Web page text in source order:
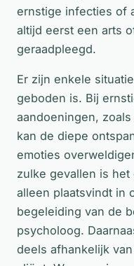
ernstige infecties of
altijd eerst een arts
geraadpleegd.
Er zijn enkele
geboden is. Bij
aandoeningen,
kan de diepe
emoties
zulke gevallen is
alleen plaatsvindt in
begeleiding van de
psycholoog.
deels afhankelijk